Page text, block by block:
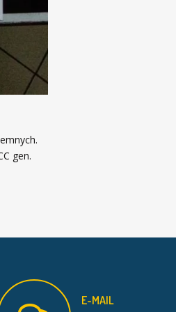
gen.
E-MAIL